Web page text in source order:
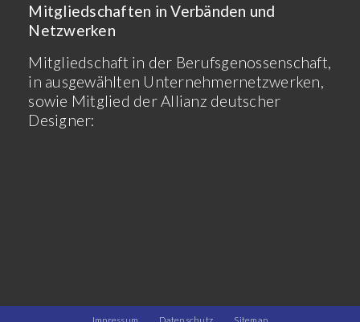
Mitgliedschaften in Verbänden und
Netzwerken
Mitgliedschaft in der Berufsgenossenschaft,
in ausgewählten Unternehmernetzwerken,
sowie Mitglied der Allianz deutscher
Designer: